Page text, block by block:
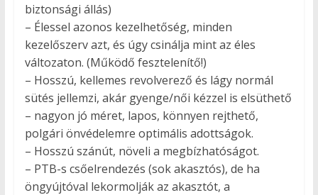
biztonsági állás)
– Élessel azonos kezelhetőség, minden
kezelőszerv azt, és úgy csinálja mint az éles
változaton. (Működő fesztelenítő!)
– Hosszú, kellemes revolverező és lágy normál
sütés jellemzi, akár gyenge/női kézzel is elsüthető
– nagyon jó méret, lapos, könnyen rejthető,
polgári önvédelemre optimális adottságok.
– Hosszú szánút, növeli a megbízhatóságot.
– PTB-s csőelrendezés (sok akasztós), de ha
öngyújtóval lekormolják az akasztót, a